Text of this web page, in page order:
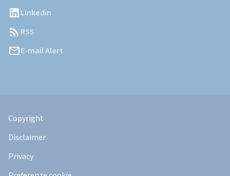
Linkedin
RSS
E-mail Alert
Legali
Copyright
Disclaimer
Privacy